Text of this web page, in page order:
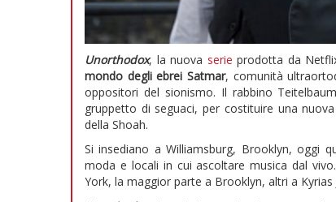
Unorthodox, la nuova serie prodotta da
mondo degli ebrei Satmar, comunità
oppositori del sionismo. Il rabbino
gruppetto di seguaci, per costituire una
della Shoah.
Si insediano a Williamsburg, Brooklyn, oggi
moda e locali in cui ascoltare musica dal
York, la maggior parte a Brooklyn, altri a Kyrias